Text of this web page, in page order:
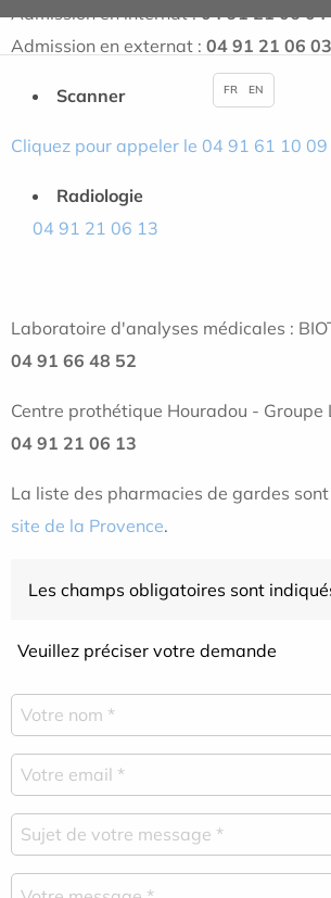
Admission en internat :04 91 21 06 04
Admission en externat : 04 91 21 06 03
Scanner
Cliquez pour appeler le 04 91 61 10 09
Radiologie
04 91 21 06 13
Laboratoire d'analyses médicales :
04 91 66 48 52
Centre prothétique Houradou - Groupe
04 91 21 06 13
La liste des pharmacies de gardes
site de la Provence.
Les champs obligatoires sont
Veuillez préciser votre demande
FR EN